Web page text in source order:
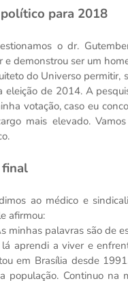
para 2018
o dr.
e demonstrou ser um
do Universo
eleição de 2014. A
votação, caso eu
mais elevado.
final
ao médico e
afirmou:
palavras são de
aprendi a viver e
em Brasília desde
população. Continuo